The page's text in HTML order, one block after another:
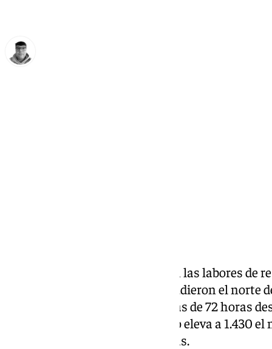
Venezuela continúa inmersa en las labores de
por los dos terremotos que sacudieron el norte
Cuando ya han transcurrido más de 72 horas
oficial difundido por el Gobierno eleva a 1.430
3.238 la cifra de personas heridas.